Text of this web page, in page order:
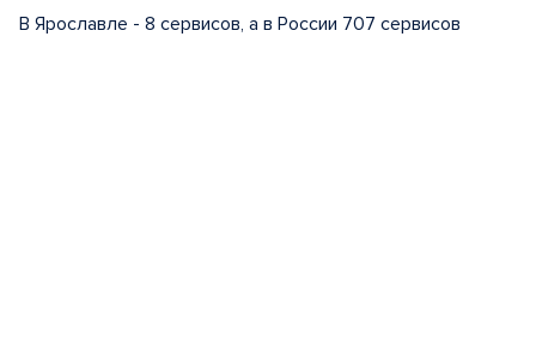
В Ярославле - 8 сервисов, а в России 707 сервисов